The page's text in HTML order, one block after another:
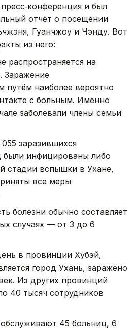
и был
отчёт о посещении
Гуанчжоу и Чэнду. Вот
из него:
распространяется на
Заражение
путём наиболее вероятно
с больным. Именно
заболевали члены семьи
заразившихся
были инфицированы либо
стадии вспышки в Ухане,
все меры
болезни обычно составляет
случаях — от 3 до 6
в провинции Хубэй,
город Ухань, заражено
Из других провинций
40 тысяч сотрудников
45 больниц, 6